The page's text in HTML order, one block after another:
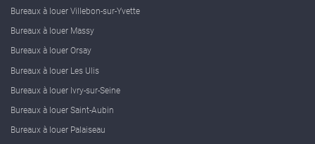
Bureaux à louer Villebon-sur-Yvette
Bureaux à louer Massy
Bureaux à louer Orsay
Bureaux à louer Les Ulis
Bureaux à louer Ivry-sur-Seine
Bureaux à louer Saint-Aubin
Bureaux à louer Palaiseau